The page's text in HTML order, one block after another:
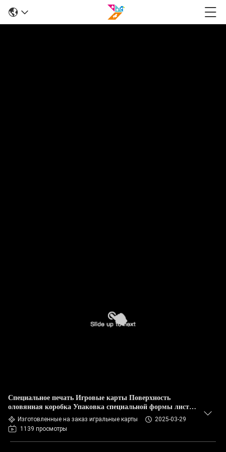
Специальное печать Игровые карты Поверхность
оловянная коробка Упаковка специальной формы листья
Карты покера
Изготовленные на заказ игральные карты
2025-03-29
1139 просмотры